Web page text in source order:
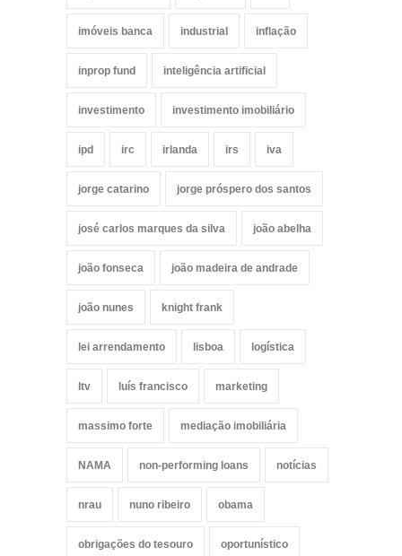
imóveis banca industrial inflação
inprop fund inteligência artificial
investimento investimento imobiliário
ipd irc irlanda irs iva
jorge catarino jorge próspero dos santos
josé carlos marques da silva joão abelha
joão fonseca joão madeira de andrade
joão nunes knight frank
lei arrendamento lisboa logística
ltv luís francisco marketing
massimo forte mediação imobiliária
NAMA non-performing loans notícias
nrau nuno ribeiro obama
obrigações do tesouro oportunístico